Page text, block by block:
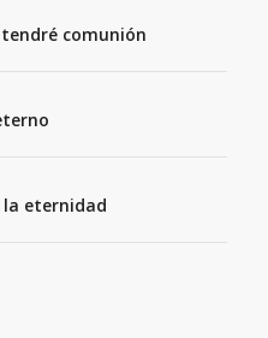
tendré comunión
la eternidad